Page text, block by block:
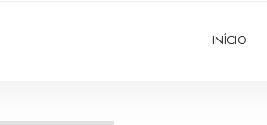
INÍCIO